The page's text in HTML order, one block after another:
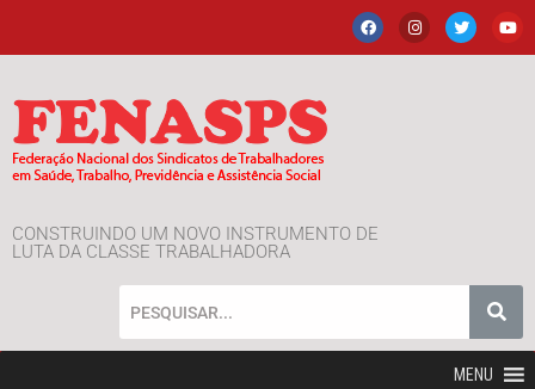
CONSTRUINDO UM NOVO INSTRUMENTO DE
LUTA DA CLASSE TRABALHADORA
MENU